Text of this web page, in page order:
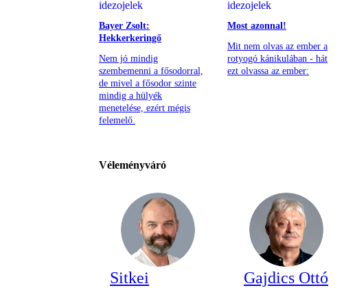
Bayer Zsolt:
Hekkerkeringő
Nem jó mindig
szembemenni a fősodorral,
de mivel a fősodor szinte
mindig a hülyék
menetelése, ezért mégis
felemelő.
Most azonnal!
Mit nem olvas az ember a
rotyogó kánikulában - hát
ezt olvassa az ember:
Véleményváró
Sitkei
Gajdics Ottó